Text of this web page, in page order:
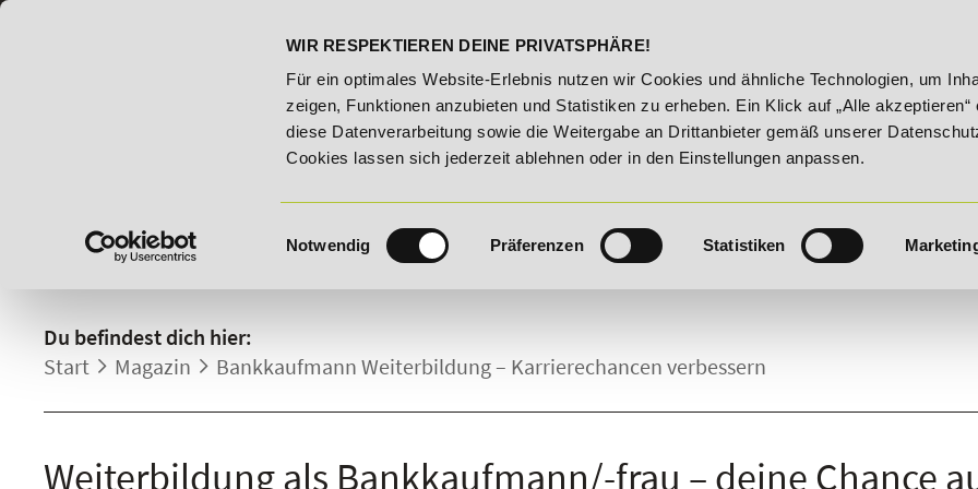
WIR RESPEKTIEREN DEINE PRIVATSPHÄRE!
Für ein optimales Website-Erlebnis nutzen wir Cookies und ähnliche Technologien, um
zeigen, Funktionen anzubieten und Statistiken zu erheben. Ein Klick auf „Alle akzeptieren“
diese Datenverarbeitung sowie die Weitergabe an Drittanbieter gemäß unserer
Cookies lassen sich jederzeit ablehnen oder in den Einstellungen anpassen.
Einwilligungsauswahl
Notwendig Präferenzen Statistiken
Rabatt auf "E-Commerce Manager" vom 28. Juli - 06. August 2026! Unser Karrieretipp der Woche: 25% Rabatt auf "E-
DETAILS.
Du befindest dich hier:
Start
Magazin Bankkaufmann Weiterbildung – Karrierechancen verbessern
Weiterbildung als Bankkaufmann/-frau – deine Chance